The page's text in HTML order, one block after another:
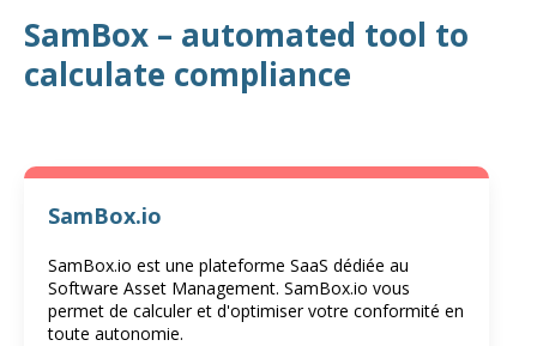
SamBox – automated tool to
calculate compliance
SamBox.io
SamBox.io est une plateforme SaaS dédiée au
Software Asset Management. SamBox.io vous
permet de calculer et d'optimiser votre conformité en
toute autonomie.